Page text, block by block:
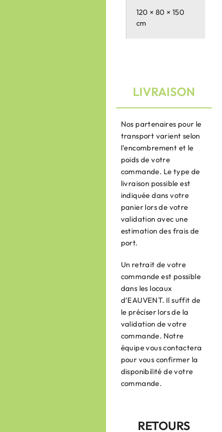
120 × 80 × 150
cm
LIVRAISON
RETOURS
Nos partenaires pour le
transport varient selon
l’encombrement et le
poids de votre
commande. Le type de
livraison possible est
indiquée dans votre
panier lors de votre
validation avec une
estimation des frais de
port.
Un retrait de votre
commande est possible
dans les locaux
d’EAUVENT. Il suffit de
le préciser lors de la
validation de votre
commande. Notre
équipe vous contactera
pour vous confirmer la
disponibilité de votre
commande.